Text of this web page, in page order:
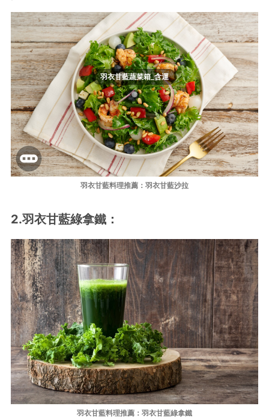
羽衣甘藍蔬菜箱_含運
羽衣甘藍料理推薦：羽衣甘藍沙拉
2.羽衣甘藍綠拿鐵：
羽衣甘藍料理推薦：羽衣甘藍綠拿鐵